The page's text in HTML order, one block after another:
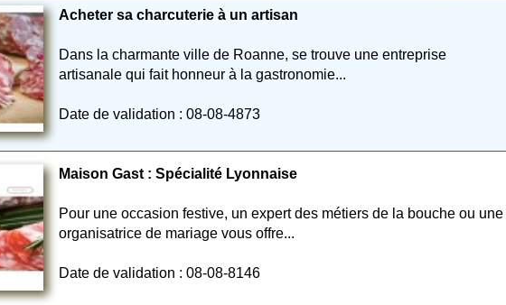
Acheter sa charcuterie à un artisan
Dans la charmante ville de Roanne, se trouve une entreprise
artisanale qui fait honneur à la gastronomie...
Date de validation : 08-08-4873
Maison Gast : Spécialité Lyonnaise
Pour une occasion festive, un expert des métiers de la bouche ou une
organisatrice de mariage vous offre...
Date de validation : 08-08-8146